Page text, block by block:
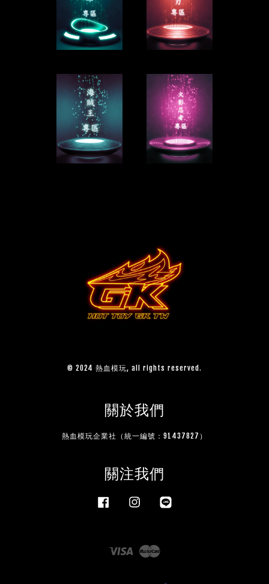
© 2024 熱血模玩, all rights reserved.
關於我們
熱血模玩企業社（統一編號：91437827）
關注我們
Facebook Instagram
Visa